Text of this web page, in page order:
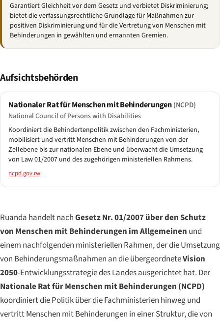
Garantiert Gleichheit vor dem Gesetz und verbietet Diskriminierung;
bietet die verfassungsrechtliche Grundlage für Maßnahmen zur
positiven Diskriminierung und für die Vertretung von Menschen mit
Behinderungen in gewählten und ernannten Gremien.
Aufsichtsbehörden
Nationaler Rat für Menschen mit Behinderungen(NCPD)
National Council of Persons with Disabilities
Koordiniert die Behindertenpolitik zwischen den Fachministerien,
mobilisiert und vertritt Menschen mit Behinderungen von der
Zellebene bis zur nationalen Ebene und überwacht die Umsetzung
von Law 01/2007 und des zugehörigen ministeriellen Rahmens.
ncpd.gov.rw
Ruanda handelt nachGesetz Nr. 01/2007 über den Schutz
von Menschen mit Behinderungen im Allgemeinen und
einem nachfolgenden ministeriellen Rahmen, der die Umsetzung
von Behinderungsmaßnahmen an die übergeordneteVision
2050-Entwicklungsstrategie des Landes ausgerichtet hat. Der
Nationale Rat für Menschen mit Behinderungen (NCPD)
koordiniert die Politik über die Fachministerien hinweg und
vertritt Menschen mit Behinderungen in einer Struktur, die von